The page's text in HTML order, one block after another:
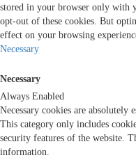
stored in your browser only with
opt-out of these cookies. But
effect on your browsing
Necessary
Necessary
Always Enabled
Necessary cookies are
This category only includes
security features of the website.
information.